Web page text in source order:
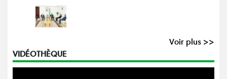
Voir plus >>
VIDÉOTHÈQUE